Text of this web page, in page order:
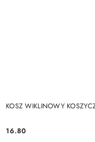
KOSZ WIKLINOWY
Cena:
16.80